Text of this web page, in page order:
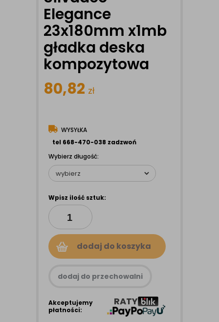
Elegance
23x180mm x1mb
gładka deska
kompozytowa
80,82 zł
WYSYŁKA
tel 668-470-038 zadzwoń
Wybierz długość:
Wpisz ilość sztuk:
dodaj do koszyka
dodaj do przechowalni
Akceptujemy
płatności:
RATY